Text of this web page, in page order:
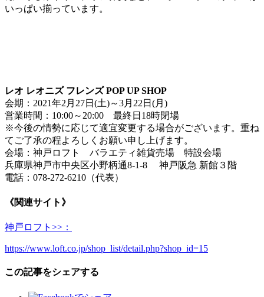
いっぱい揃っています。
レオ レオニズ フレンズ POP UP SHOP
会期：2021年2月27日(土)～3月22日(月)
営業時間：10:00～20:00 最終日18時閉場
※今後の情勢に応じて適宜変更する場合がございます。重ね
てご了承の程よろしくお願い申し上げます。
会場：神戸ロフト バラエティ雑貨売場 特設会場
兵庫県神戸市中央区小野柄通8-1-8 神戸阪急 新館３階
電話：078-272-6210（代表）
《関連サイト》
神戸ロフト>>：
https://www.loft.co.jp/shop_list/detail.php?shop_id=15
この記事をシェアする